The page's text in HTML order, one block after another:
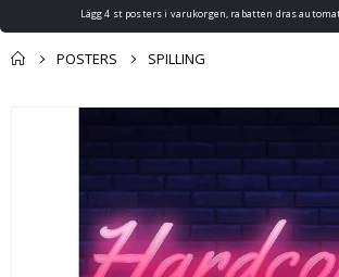
Lägg 4 st posters i varukorgen, rabatten dras
POSTERS SPILLING
Andre kjøpte